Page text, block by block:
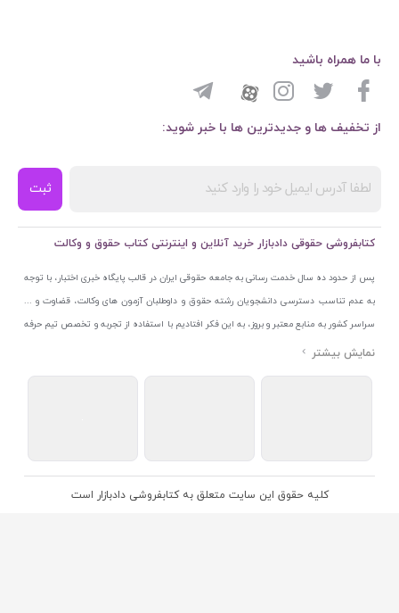
از تخفیف ها و جدیدترین ها با خبر شوید:
ثبت
با ما همراه باشید
کتابفروشی حقوقی دادبازار خرید آنلاین و اینترنتی کتاب حقوق و وکالت
پس از حدود ده سال خدمت رسانی به جامعه حقوقی ایران در قالب پایگاه خبری اختبار، با توجه
به عدم تناسب دسترسی دانشجویان رشته حقوق و داوطلبان آزمون های وکالت، قضاوت و ...
سراسر کشور به منابع معتبر و بروز، به این فکر افتادیم با استفاده از تجربه و تخصص تیم حرفه
ای اختبار خدمتی جدید به جامعه حقوقی ایران ارائه کنیم. به این منظور با راه اندازی و تجهیز
اتحادیه ناشران و کتابفروشان تهران به منظور ارائه مطمئن ترین خدمات مجموعه بسیار کامل و
کلیه حقوق این سایت متعلق به کتابفروشی دادبازار است